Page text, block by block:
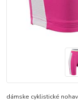
dámske cyklistické